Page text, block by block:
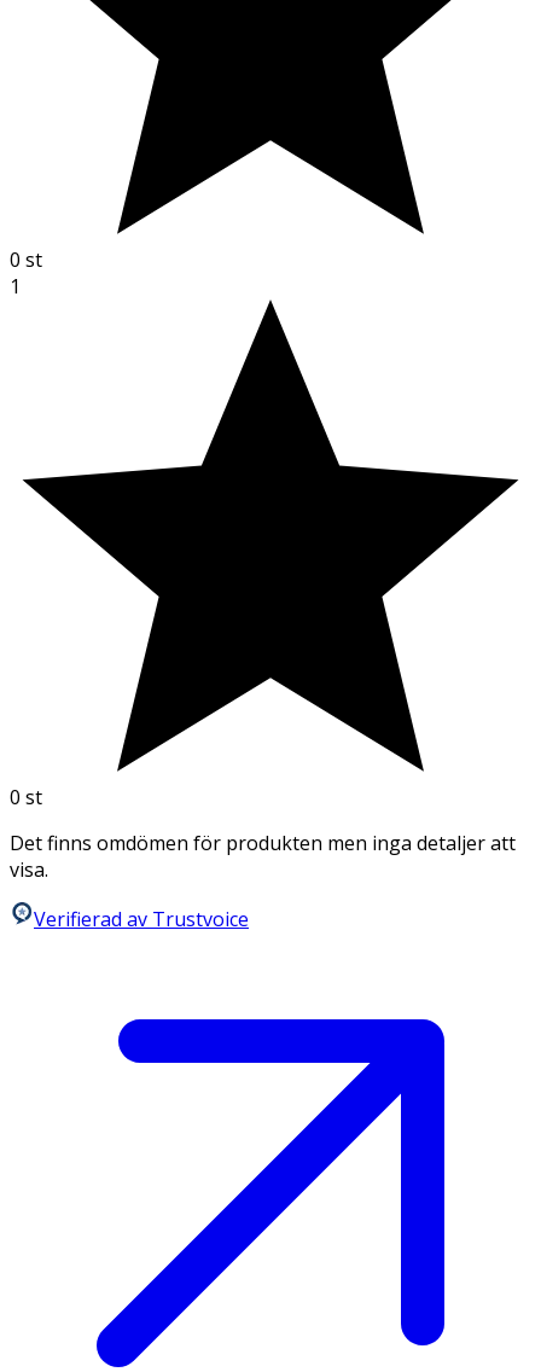
0 st
1
0 st
Det finns omdömen för produkten men inga detaljer att
visa.
Verifierad av Trustvoice